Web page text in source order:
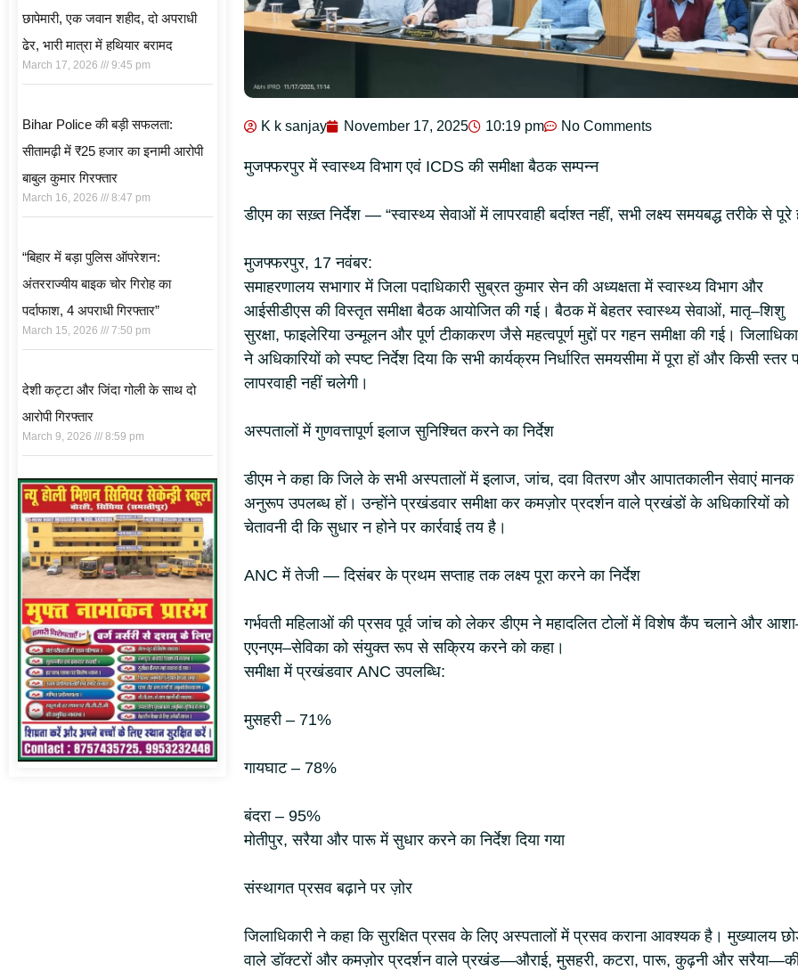
छापेमारी, एक जवान शहीद, दो अपराधी
ढेर, भारी मात्रा में हथियार बरामद
March 17, 2026 9:45 pm
Bihar Police की बड़ी सफलता:
सीतामढ़ी में ₹25 हजार का इनामी आरोपी
बाबुल कुमार गिरफ्तार
March 16, 2026 8:47 pm
“बिहार में बड़ा पुलिस ऑपरेशन:
अंतरराज्यीय बाइक चोर गिरोह का
पर्दाफाश, 4 अपराधी गिरफ्तार”
March 15, 2026 7:50 pm
देशी कट्टा और जिंदा गोली के साथ दो
आरोपी गिरफ्तार
March 9, 2026 8:59 pm
K k sanjay November 17, 2025 10:19 pm No Comments
मुजफ्फरपुर में स्वास्थ्य विभाग एवं ICDS की समीक्षा बैठक सम्पन्न
डीएम का सख़्त निर्देश — “स्वास्थ्य सेवाओं में लापरवाही बर्दाश्त नहीं, सभी लक्ष्य समयबद्ध तरीके से पूरे
मुजफ्फरपुर, 17 नवंबर:
समाहरणालय सभागार में जिला पदाधिकारी सुब्रत कुमार सेन की अध्यक्षता में स्वास्थ्य विभाग और
आईसीडीएस की विस्तृत समीक्षा बैठक आयोजित की गई। बैठक में बेहतर स्वास्थ्य सेवाओं, मातृ–शिशु
सुरक्षा, फाइलेरिया उन्मूलन और पूर्ण टीकाकरण जैसे महत्वपूर्ण मुद्दों पर गहन समीक्षा की गई।
ने अधिकारियों को स्पष्ट निर्देश दिया कि सभी कार्यक्रम निर्धारित समयसीमा में पूरा हों और किसी स्तर
लापरवाही नहीं चलेगी।
अस्पतालों में गुणवत्तापूर्ण इलाज सुनिश्चित करने का निर्देश
डीएम ने कहा कि जिले के सभी अस्पतालों में इलाज, जांच, दवा वितरण और आपातकालीन सेवाएं
अनुरूप उपलब्ध हों। उन्होंने प्रखंडवार समीक्षा कर कमज़ोर प्रदर्शन वाले प्रखंडों के अधिकारियों को
चेतावनी दी कि सुधार न होने पर कार्रवाई तय है।
ANC में तेजी — दिसंबर के प्रथम सप्ताह तक लक्ष्य पूरा करने का निर्देश
गर्भवती महिलाओं की प्रसव पूर्व जांच को लेकर डीएम ने महादलित टोलों में विशेष कैंप चलाने और
एएनएम–सेविका को संयुक्त रूप से सक्रिय करने को कहा।
समीक्षा में प्रखंडवार ANC उपलब्धि:
मुसहरी – 71%
गायघाट – 78%
बंदरा – 95%
मोतीपुर, सरैया और पारू में सुधार करने का निर्देश दिया गया
संस्थागत प्रसव बढ़ाने पर ज़ोर
जिलाधिकारी ने कहा कि सुरक्षित प्रसव के लिए अस्पतालों में प्रसव कराना आवश्यक है। मुख्यालय
वाले डॉक्टरों और कमज़ोर प्रदर्शन वाले प्रखंड—औराई, मुसहरी, कटरा, पारू, कुढ़नी और